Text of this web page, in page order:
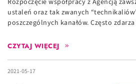
ustaleń oraz tak zwanych
poszczególnych kanałów. Często
CZYTAJ WIĘCEJ
2021-05-17